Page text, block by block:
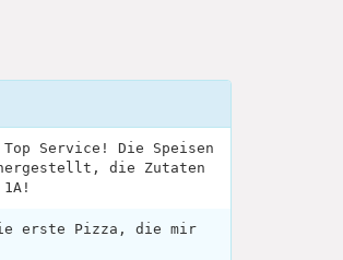
Service! Die Speisen
die Zutaten
erste Pizza, die mir